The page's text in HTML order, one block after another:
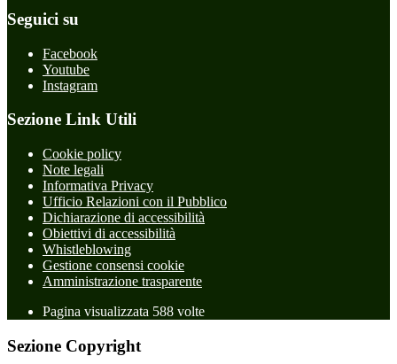
Seguici su
Facebook
Youtube
Instagram
Sezione Link Utili
Cookie policy
Note legali
Informativa Privacy
Ufficio Relazioni con il Pubblico
Dichiarazione di accessibilità
Obiettivi di accessibilità
Whistleblowing
Gestione consensi cookie
Amministrazione trasparente
Pagina visualizzata 588 volte
Sezione Copyright